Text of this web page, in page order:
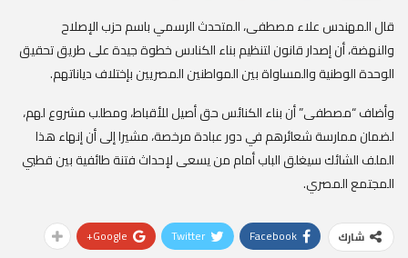
قال المهندس علاء مصطفى، المتحدث الرسمي باسم حزب الإصلاح
والنهضة، أن إصدار قانون لتنظيم بناء الكناىس خطوة جيدة على طريق تحقيق
الوحدة الوطنية والمساواة بين المواطنين المصريين بإختلاف دياناتهم.
وأضاف “مصطفى” أن بناء الكنائس حق أصيل للأقباط، ومطلب مشروع لهم،
لضمان ممارسة شعائرهم في دور عبادة مرخصة، مشيرا إلى أن إنهاء هذا
الملف الشائك سيغلق الباب أمام من يسعى لإحداث فتنة طائفية بين قطبي
المجتمع المصري.
شارك Facebook
Twitter
Google+